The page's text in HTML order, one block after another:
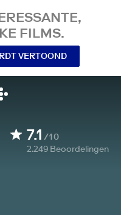
FILMS.
VERTOOND
7.1 /10
2.249 Beoordelingen